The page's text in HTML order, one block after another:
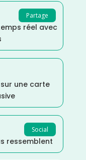
Partage
réel avec
une carte
Social
ressemblent